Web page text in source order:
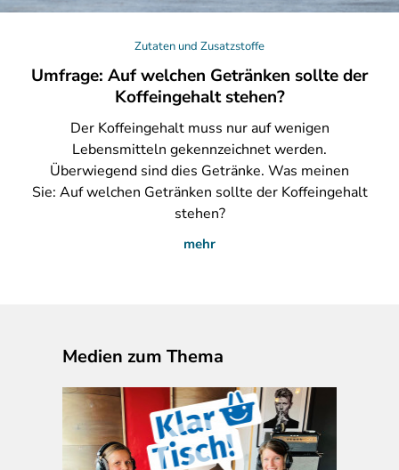
Zutaten und Zusatzstoffe
Umfrage: Auf welchen Getränken sollte der
Koffeingehalt stehen?
DerKoffeingehalt muss nur auf wenigen
Lebensmitteln gekennzeichnet werden.
Überwiegend sind dies Getränke. Was meinen
Sie: Auf welchen Getränken sollte der Koffeingehalt
stehen?
mehr
Medien zum Thema